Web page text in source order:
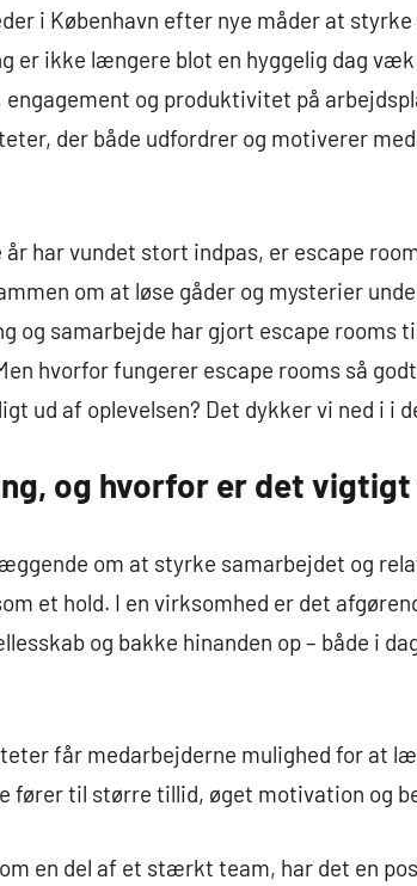
i København efter nye måder at
er ikke længere blot en hyggelig dag
og produktivitet på
der både udfordrer og motiverer
har vundet stort indpas, er escape
om at løse gåder og mysterier
og samarbejde har gjort escape rooms
hvorfor fungerer escape rooms så
ud af oplevelsen? Det dykker vi ned i i
og hvorfor er det
om at styrke samarbejdet og
et hold. I en virksomhed er det
og bakke hinanden op – både i
får medarbejderne mulighed for at
fører til større tillid, øget motivation og
en del af et stærkt team, har det en